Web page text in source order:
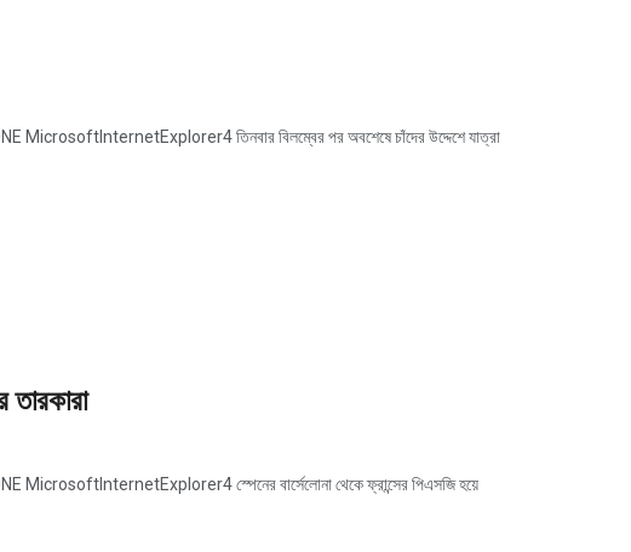
তিনবার বিলম্বের পর অবশেষে চাঁদের উদ্দেশে যাত্রা
তারকারা
স্পেনের বার্সেলোনা থেকে ফ্রান্সের পিএসজি হয়ে